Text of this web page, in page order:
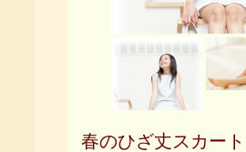
春のひざ丈スカー